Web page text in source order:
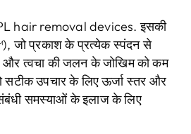
hair removal devices. इसकी
जो प्रकाश के प्रत्येक स्पंदन से
और त्वचा की जलन के जोखिम को कम
उपचार के लिए ऊर्जा स्तर और
संबंधी समस्याओं के इलाज के लिए